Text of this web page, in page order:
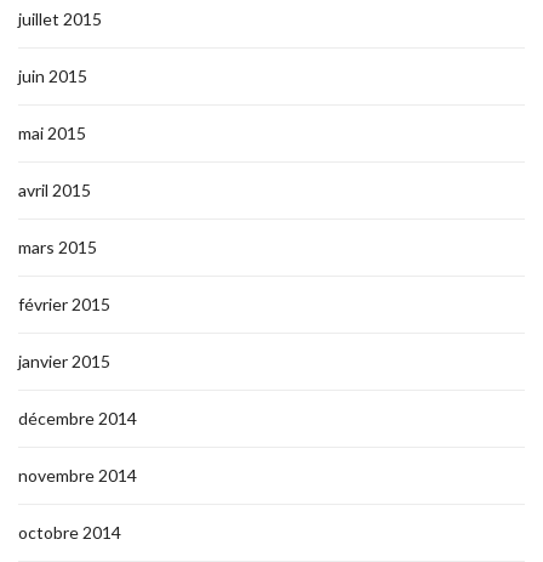
juillet 2015
juin 2015
mai 2015
avril 2015
mars 2015
février 2015
janvier 2015
décembre 2014
novembre 2014
octobre 2014